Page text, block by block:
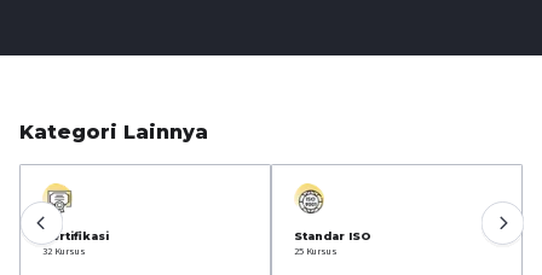
Kategori Lainnya
Sertifikasi
32Kursus
Standar ISO
25Kursus